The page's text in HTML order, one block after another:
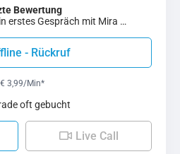
Bewertung
erstes Gespräch mit Mira …
- Rückruf
€ 3,99/Min*
oft gebucht
Live Call